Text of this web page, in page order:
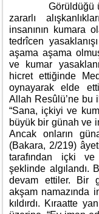
Görüldüğü
zararlı
insanının kumara
tedrîcen
aşama aşama
ve kumar
hicret ettiğinde
oynayarak elde
Allah Resûlü’ne bu
“Sana, içkiyi ve
büyük bir günah ve
Ancak onların
(Bakara, 2/219)
tarafından içki ve
şeklinde algılandı.
devam ettiler. Bir
akşam namazında
kıldırdı. Kıraatte